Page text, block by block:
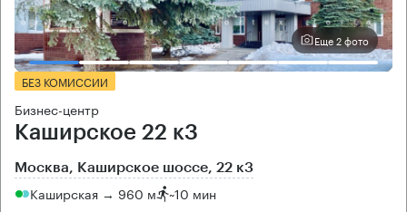
Еще 2 фото
БЕЗ КОМИССИИ
Бизнес-центр
Каширское 22 к3
Москва, Каширское шоссе, 22 к3
Каширская → 960 м ~10 мин